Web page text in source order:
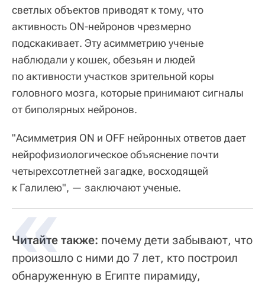
светлых объектов приводят к тому, что
активность ON-нейронов чрезмерно
подскакивает. Эту асимметрию ученые
наблюдали у кошек, обезьян и людей
по активности участков зрительной коры
головного мозга, которые принимают сигналы
от биполярных нейронов.
"Асимметрия ON и OFF нейронных ответов дает
нейрофизиологическое объяснение почти
четырехсотлетней загадке, восходящей
к Галилею", — заключают ученые.
Читайте также: почему дети забывают, что
произошло с ними до 7 лет, кто построил
обнаруженную в Египте пирамиду,